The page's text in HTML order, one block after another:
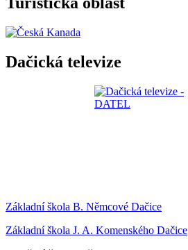
Dačická televize
Základní škola B. Němcové Dačice
Základní škola J. A. Komenského Dačice